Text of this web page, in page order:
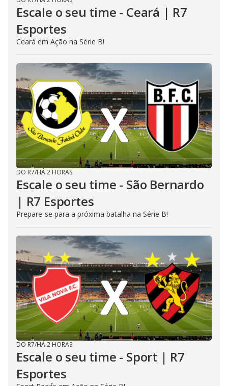
Escale o seu time - Ceará | R7
Esportes
Ceará em Ação na Série B!
DO R7/HÁ 2 HORAS
Escale o seu time - São Bernardo
| R7 Esportes
Prepare-se para a próxima batalha na Série B!
DO R7/HÁ 2 HORAS
Escale o seu time - Sport | R7
Esportes